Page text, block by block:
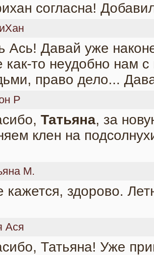
согласна!
Ась! Давай уже
как-то неудобно нам
право дело...
Р
Татьяна, за
клен на
М.
кажется, здорово.
Ася
Татьяна! Уже